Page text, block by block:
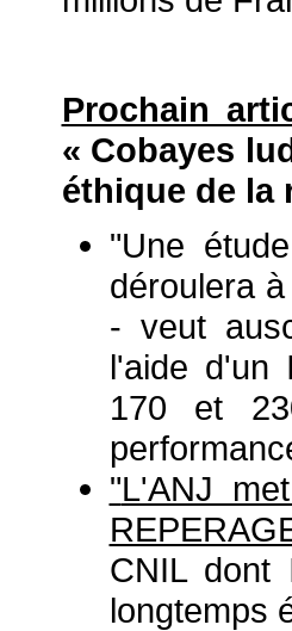
Prochain
« Cobayes
éthique de la
"Une
déroulera
- veut
l'aide d'un
170 et
"L'ANJ
CNIL dont
longtemps